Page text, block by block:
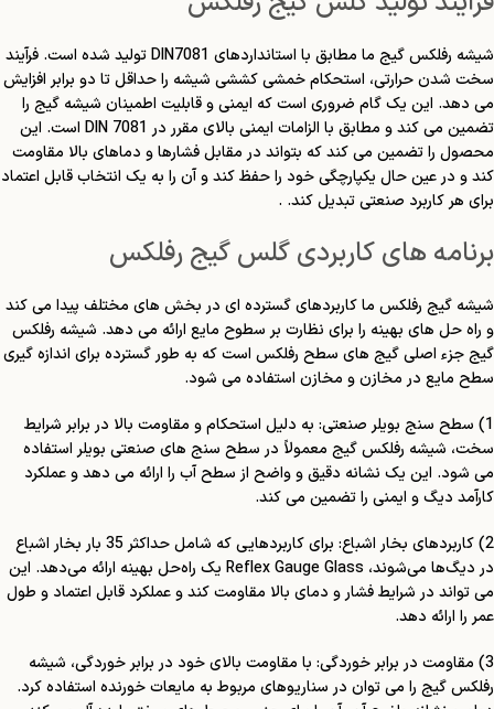
شیشه رفلکس گیج ما مطابق با استانداردهای DIN7081 تولید شده است. فرآیند
سخت شدن حرارتی، استحکام خمشی کششی شیشه را حداقل تا دو برابر افزایش
می دهد. این یک گام ضروری است که ایمنی و قابلیت اطمینان شیشه گیج را
تضمین می کند و مطابق با الزامات ایمنی بالای مقرر در DIN 7081 است. این
محصول را تضمین می کند که بتواند در مقابل فشارها و دماهای بالا مقاومت
کند و در عین حال یکپارچگی خود را حفظ کند و آن را به یک انتخاب قابل اعتماد
برای هر کاربرد صنعتی تبدیل کند. .
برنامه های کاربردی گلس گیج رفلکس
شیشه گیج رفلکس ما کاربردهای گسترده ای در بخش های مختلف پیدا می کند
و راه حل های بهینه را برای نظارت بر سطوح مایع ارائه می دهد. شیشه رفلکس
گیج جزء اصلی گیج های سطح رفلکس است که به طور گسترده برای اندازه گیری
سطح مایع در مخازن و مخازن استفاده می شود.
1) سطح سنج بویلر صنعتی: به دلیل استحکام و مقاومت بالا در برابر شرایط
سخت، شیشه رفلکس گیج معمولاً در سطح سنج های صنعتی بویلر استفاده
می شود. این یک نشانه دقیق و واضح از سطح آب را ارائه می دهد و عملکرد
کارآمد دیگ و ایمنی را تضمین می کند.
2) کاربردهای بخار اشباع: برای کاربردهایی که شامل حداکثر 35 بار بخار اشباع
در دیگ‌ها می‌شوند، Reflex Gauge Glass یک راه‌حل بهینه ارائه می‌دهد. این
می تواند در شرایط فشار و دمای بالا مقاومت کند و عملکرد قابل اعتماد و طول
عمر را ارائه دهد.
3) مقاومت در برابر خوردگی: با مقاومت بالای خود در برابر خوردگی، شیشه
رفلکس گیج را می توان در سناریوهای مربوط به مایعات خورنده استفاده کرد.